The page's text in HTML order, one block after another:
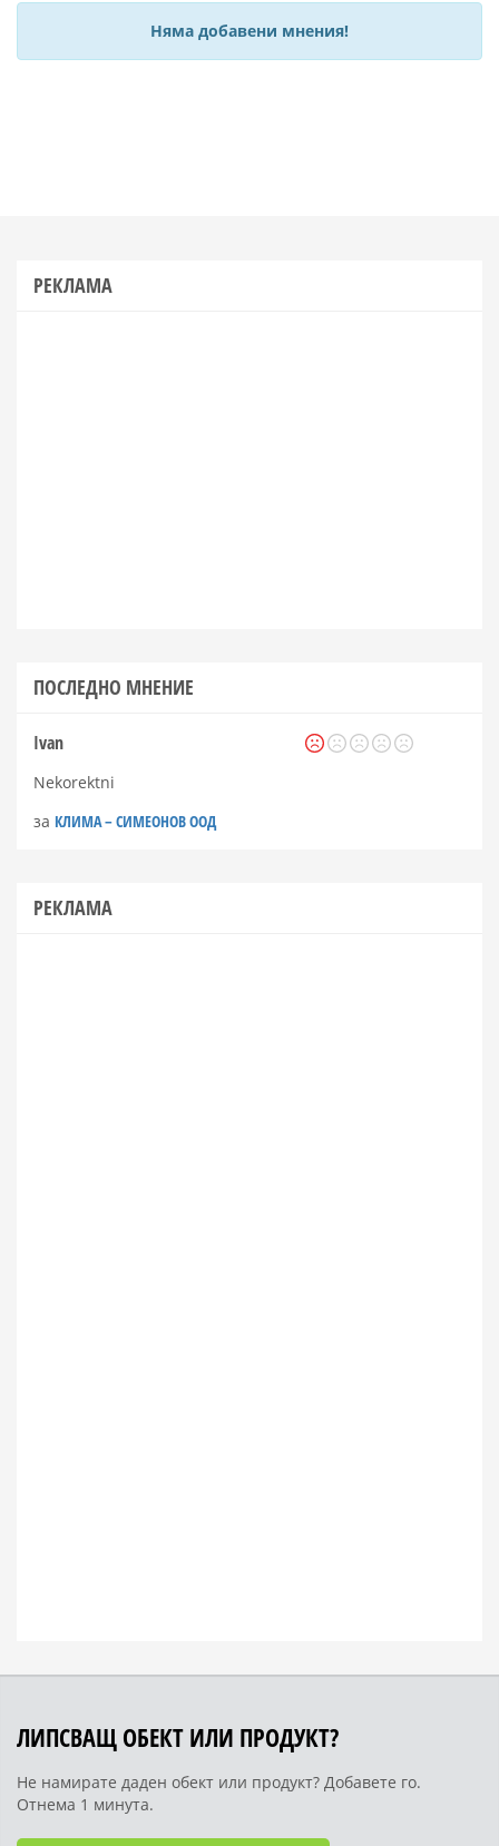
Няма добавени мнения!
РЕКЛАМА
ПОСЛЕДНО МНЕНИЕ
Ivan
Nekorektni
за КЛИМА – СИМЕОНОВ ООД
РЕКЛАМА
ЛИПСВАЩ ОБЕКТ ИЛИ ПРОДУКТ?
Не намирате даден обект или продукт? Добавете го.
Отнема 1 минута.